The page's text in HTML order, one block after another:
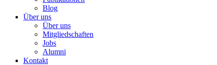
Blog
Über uns
Über uns
Mitgliedschaften
Jobs
Alumni
Kontakt